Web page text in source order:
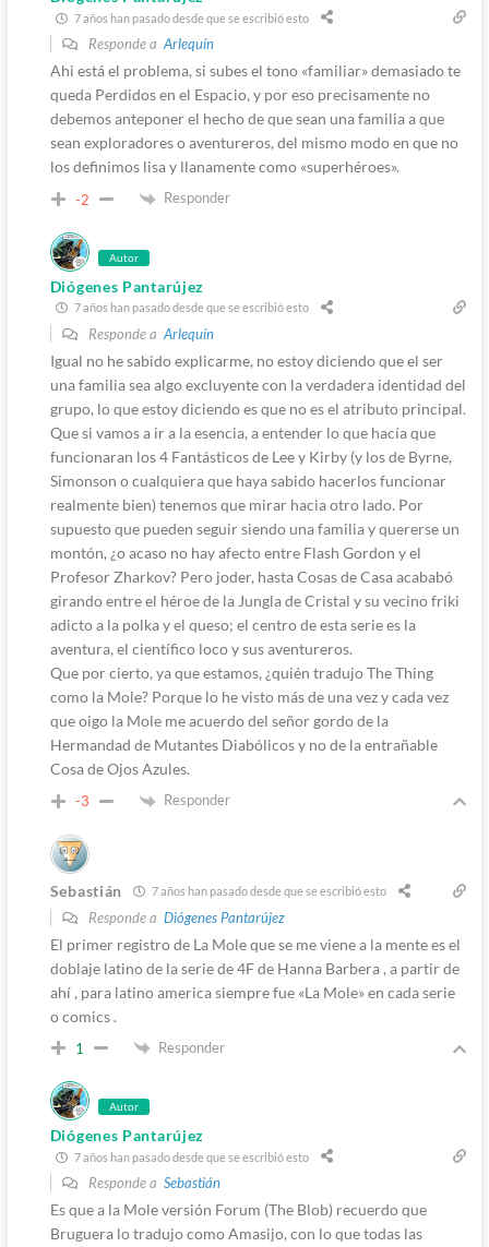
7 años han pasado desde que se escribió esto
Responde aArlequín
Ahi está el problema, si subes el tono «familiar» demasiado te
queda Perdidos en el Espacio, y por eso precisamente no
debemos anteponer el hecho de que sean una familia a que
sean exploradores o aventureros, del mismo modo en que no
los definimos lisa y llanamente como «superhéroes».
-2 Responder
Autor
Diógenes Pantarújez
7 años han pasado desde que se escribió esto
Responde a Arlequín
Igual no he sabido explicarme, no estoy diciendo que el ser
una familia sea algo excluyente con la verdadera identidad del
grupo, lo que estoy diciendo es que no es el atributo principal.
Que si vamos a ir a la esencia, a entender lo que hacía que
funcionaran los 4 Fantásticos de Lee y Kirby (y los de Byrne,
Simonson o cualquiera que haya sabido hacerlos funcionar
realmente bien) tenemos que mirar hacia otro lado. Por
supuesto que pueden seguir siendo una familia y quererse un
montón, ¿o acaso no hay afecto entre Flash Gordon y el
Profesor Zharkov? Pero joder, hasta Cosas de Casa acababó
girando entre el héroe de la Jungla de Cristal y su vecino friki
adicto a la polka y el queso; el centro de esta serie es la
aventura, el científico loco y sus aventureros.
Que por cierto, ya que estamos, ¿quién tradujo The Thing
como la Mole? Porque lo he visto más de una vez y cada vez
que oigo la Mole me acuerdo del señor gordo de la
Hermandad de Mutantes Diabólicos y no de la entrañable
Cosa de Ojos Azules.
-3 Responder
Sebastián 7 años han pasado desde que se escribió esto
Responde a Diógenes Pantarújez
El primer registro de La Mole que se me viene a la mente es el
doblaje latino de la serie de 4F de Hanna Barbera , a partir de
ahí , para latino america siempre fue «La Mole» en cada serie
o comics .
1 Responder
Autor
Diógenes Pantarújez
7 años han pasado desde que se escribió esto
Responde a Sebastián
Es que a la Mole versión Forum (The Blob) recuerdo que
Bruguera lo tradujo como Amasijo, con lo que todas las